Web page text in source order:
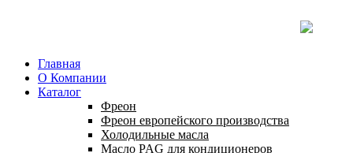
Главная
О Компании
Каталог
Фреон
Фреон европейского производства
Холодильные масла
Масло PAG для кондиционеров